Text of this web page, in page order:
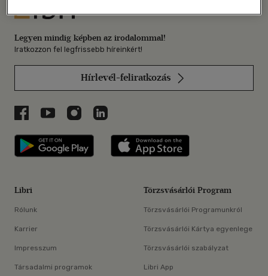
Legyen mindig képben az irodalommal!
Iratkozzon fel legfrissebb híreinkért!
Hírlevél-feliratkozás
Libri a Facebookon
Libri a Youtube-on
Libri az Instagramon
Libri a LinkedInen
Libri applikáció Szerezd meg: Google
Libri
Rólunk
Karrier
Impresszum
Társadalmi programok
Törzsvásárlói Program
Törzsvásárlói Programunkról
Törzsvásárlói Kártya egyenlege
Törzsvásárlói szabályzat
Libri App